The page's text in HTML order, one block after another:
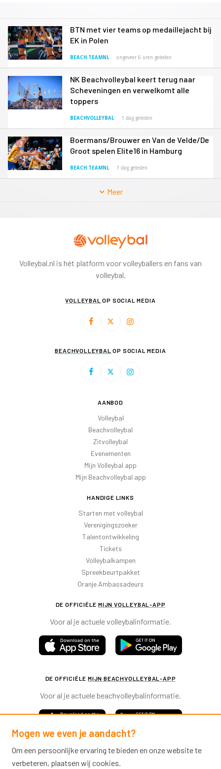
BTN met vier teams op medaillejacht bij
EK in Polen
BEACH TEAMNL ongeveer 6 uren geleden
NK Beachvolleybal keert terug naar
Scheveningen en verwelkomt alle
toppers
BEACHVOLLEYBAL 1 dag geleden
Boermans/Brouwer en Van de Velde/De
Groot spelen Elite16 in Hamburg
BEACH TEAMNL 1 dag geleden
Meer
Volleybal.nl is hét platform voor volleyballers en fans van
volleybal.
VOLLEYBAL OP SOCIAL MEDIA
BEACHVOLLEYBAL OP SOCIAL MEDIA
AANBOD
Volleybal
Beachvolleybal
Zitvolleybal
Evenementen
Mijn Volleybal app
Mijn Beachvolleybal app
HANDIGE LINKS
Starten met volleybal
Verenigingszoeker
Talentontwikkeling
Tickets
Volleybalkampen
Spreekbeurtpakket
Oranje Ambassadeurs
DE OFFICIËLE MIJN VOLLEYBAL-APP
Voor al je actuele volleybalinformatie.
DE OFFICIËLE MIJN BEACHVOLLEYBAL-APP
Voor al je actuele beachvolleybalinformatie.
Mogen we even je aandacht?
Om een persoonlijke ervaring te bieden en onze website te
verbeteren, plaatsen wij cookies.